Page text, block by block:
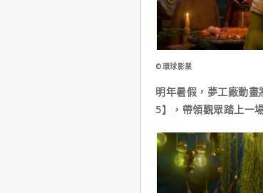
©環球影業
明年暑假，夢工廠動
5】，帶領觀眾踏上一